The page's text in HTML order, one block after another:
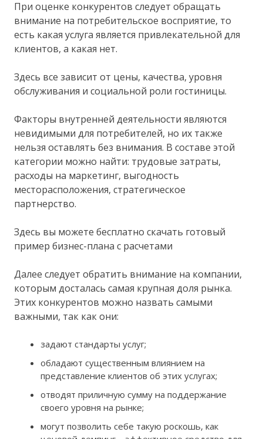
При оценке конкурентов следует обращать
внимание на потребительское восприятие, то
есть какая услуга является привлекательной для
клиентов, а какая нет.
Здесь все зависит от цены, качества, уровня
обслуживания и социальной роли гостиницы.
Факторы внутренней деятельности являются
невидимыми для потребителей, но их также
нельзя оставлять без внимания. В составе этой
категории можно найти: трудовые затраты,
расходы на маркетинг, выгодность
месторасположения, стратегическое
партнерство.
Здесь вы можете бесплатно скачать готовый
пример бизнес-плана с расчетами
Далее следует обратить внимание на компании,
которым досталась самая крупная доля рынка.
Этих конкурентов можно назвать самыми
важными, так как они:
задают стандарты услуг;
обладают существенным влиянием на
представление клиентов об этих услугах;
отводят приличную сумму на поддержание
своего уровня на рынке;
могут позволить себе такую роскошь, как